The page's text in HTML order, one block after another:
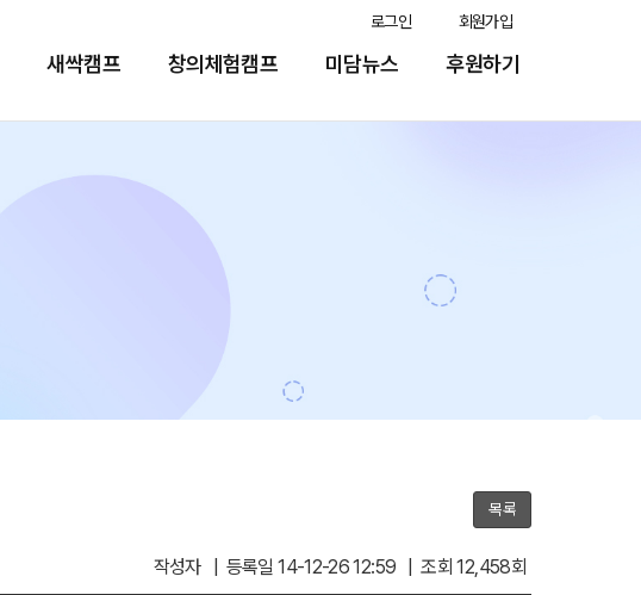
로그인 회원가입
새싹캠프 창의체험캠프 미담뉴스 후원하기
목록
작성자 | 등록일 14-12-26 12:59 | 조회 12,458회